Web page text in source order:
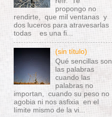
propongo no
rendirte, que mil ventanas y
dos luceros para atravesarlas
todas es una fi...
(sin título)
Qué sencillas son
las palabras
cuando las
palabras no
importan, cuando su peso no
agobia ni nos asfixia en el
límite mismo de la vi...